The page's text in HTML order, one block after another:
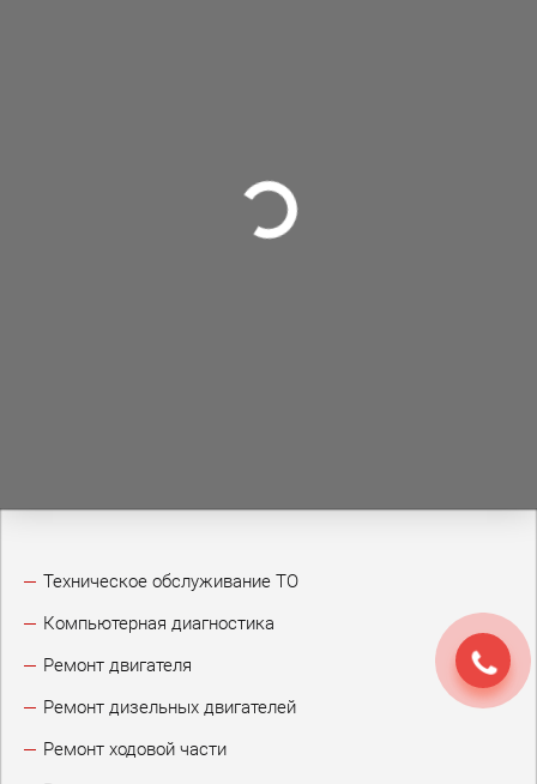
Техническое обслуживание ТО
Компьютерная диагностика
Ремонт двигателя
Ремонт дизельных двигателей
Ремонт ходовой части